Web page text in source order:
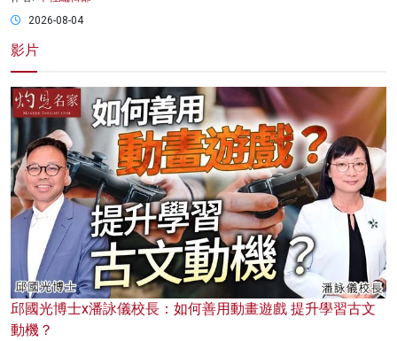
2026-08-04
影片
邱國光博士x潘詠儀校長：如何善用動畫遊戲 提升學習古文
動機？